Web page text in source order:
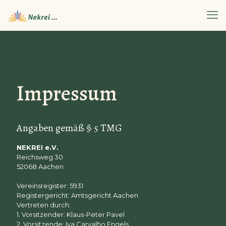
Impressum
Angaben gemäß § 5 TMG
NEKREI e.V.
Reichsweg 30
52068 Aachen
Vereinsregister: 5931
Registergericht: Amtsgericht Aachen
Vertreten durch:
1. Vorsitzender: Klaus-Peter Pavel
2. Vorsitzende: Iva Carvalho Engels